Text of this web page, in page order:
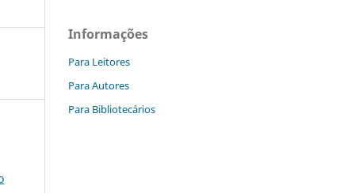
Informações
Para Leitores
Para Autores
Para Bibliotecários